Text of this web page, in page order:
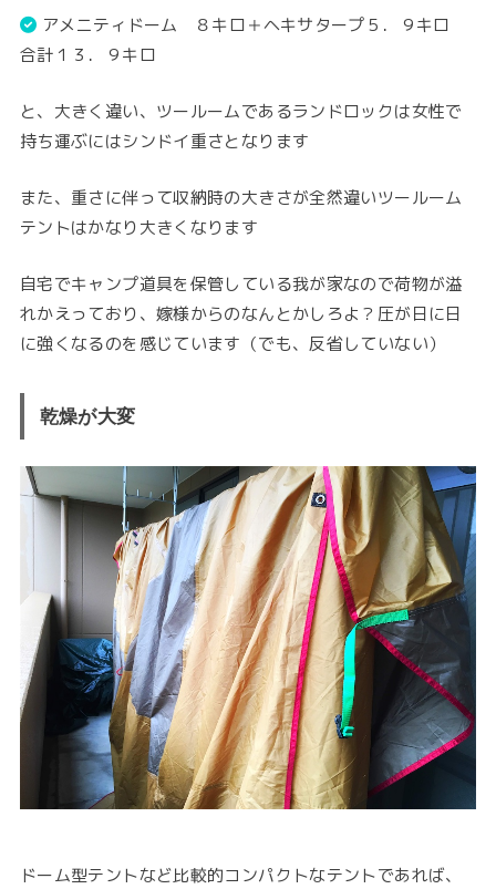
アメニティドーム ８キロ＋ヘキサタープ５．９キロ
合計１３．９キロ
と、大きく違い、ツールームであるランドロックは女性で
持ち運ぶにはシンドイ重さとなります
また、重さに伴って収納時の大きさが全然違いツールーム
テントはかなり大きくなります
自宅でキャンプ道具を保管している我が家なので荷物が溢
れかえっており、嫁様からのなんとかしろよ？圧が日に日
に強くなるのを感じています（でも、反省していない）
乾燥が大変
ドーム型テントなど比較的コンパクトなテントであれば、